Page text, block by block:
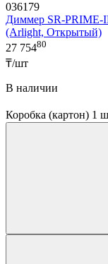
036179
Диммер SR-PRIME-
(Arlight, Открытый)
27 75480
₸/шт
В наличии
Коробка (картон) 1